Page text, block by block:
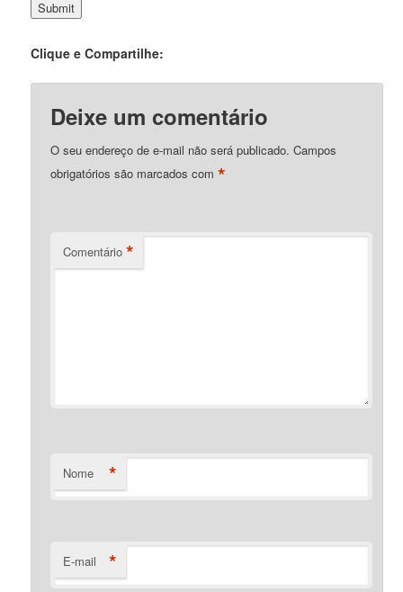
Clique e Compartilhe:
Deixe um comentário
O seu endereço de e-mail não será publicado. Campos
obrigatórios são marcados com*
Comentário *
Nome *
E-mail *